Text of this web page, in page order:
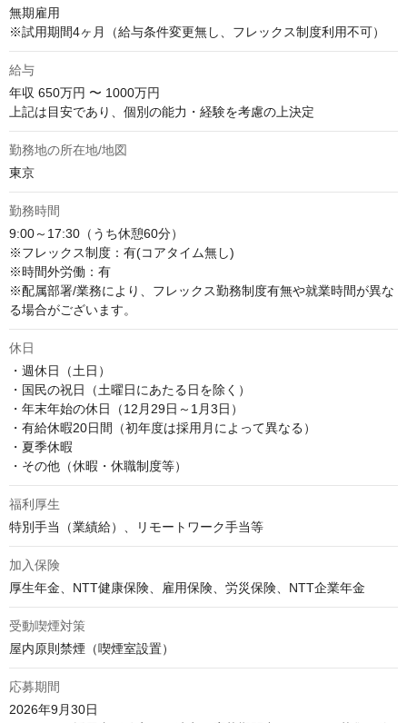
無期雇用
※試用期間4ヶ月（給与条件変更無し、フレックス制度利用不可）
給与
年収 650万円 〜 1000万円
上記は目安であり、個別の能力・経験を考慮の上決定
勤務地の所在地/地図
東京
勤務時間
9:00～17:30（うち休憩60分）
※フレックス制度：有(コアタイム無し)
※時間外労働：有
※配属部署/業務により、フレックス勤務制度有無や就業時間が異な
る場合がございます。
休日
・週休日（土日）
・国民の祝日（土曜日にあたる日を除く）
・年末年始の休日（12月29日～1月3日）
・有給休暇20日間（初年度は採用月によって異なる）
・夏季休暇
・その他（休暇・休職制度等）
福利厚生
特別手当（業績給）、リモートワーク手当等
加入保険
厚生年金、NTT健康保険、雇用保険、労災保険、NTT企業年金
受動喫煙対策
屋内原則禁煙（喫煙室設置）
応募期間
2026年9月30日